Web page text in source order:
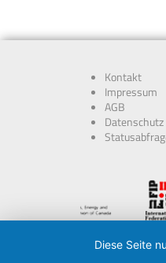
Kontakt
Impressum
AGB
Datenschutz
Diese Seite